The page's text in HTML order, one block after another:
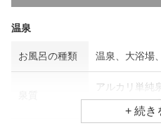
温泉
お風呂の種類 温泉、大浴場
アルカリ単純
リウムイオン